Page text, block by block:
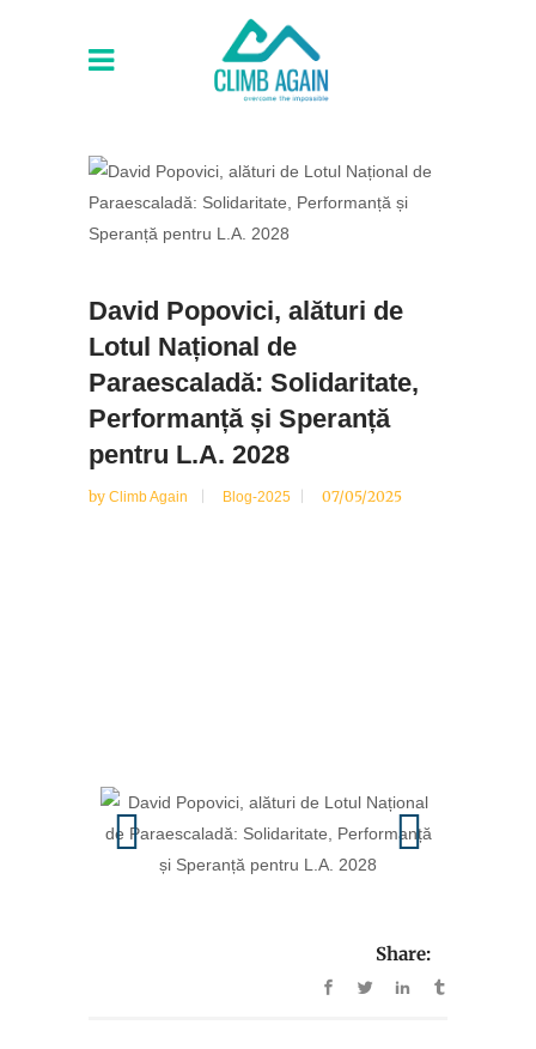
David Popovici, alături de
Lotul Național de
Paraescaladă: Solidaritate,
Performanță și Speranță
pentru L.A. 2028
by Climb Again Blog-2025 07/05/2025
Share: